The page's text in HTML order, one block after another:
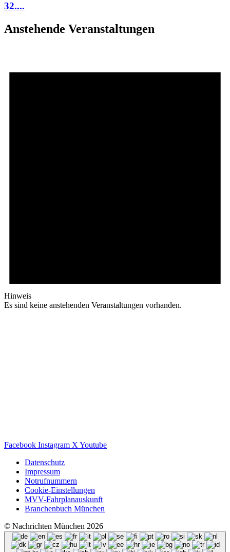
32....
Anstehende Veranstaltungen
Hinweis
Es sind keine anstehenden Veranstaltungen vorhanden.
Facebook Instagram X Youtube
Datenschutz
Impressum
Notrufnummern
Cookie-Einstellungen
MVV-Fahrplanauskunft
Branchenbuch München
© Nachrichten München 2026